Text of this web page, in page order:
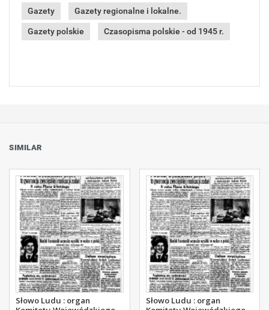
Gazety Gazety regionalne i lokalne.
Gazety polskie Czasopisma polskie - od 1945 r.
SIMILAR
Słowo Ludu : organ
Słowo Ludu : organ